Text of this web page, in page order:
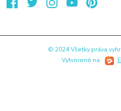
© 2024 Všetky práva
Vytvorené na